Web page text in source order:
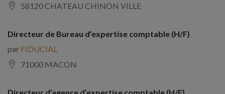
58120 CHATEAU CHINON VILLE
Directeur de Bureau d’expertise comptable (H/F)
par FIDUCIAL
71000 MACON
Directeur d’agence d’expertise comptable (H/F)